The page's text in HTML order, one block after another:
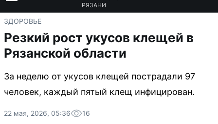
РЯЗАНИ
ЗДОРОВЬЕ
Резкий рост укусов клещей в
Рязанской области
За неделю от укусов клещей пострадали 97
человек, каждый пятый клещ инфицирован.
22 мая, 2026, 05:36 16